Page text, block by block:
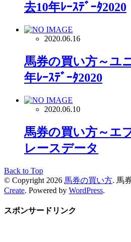
去10年ﾚｰｽﾃﾞｰﾀ2020
2020.06.16
馬券の買い方～ユ
年ﾚｰｽﾃﾞｰﾀ2020
2020.06.10
馬券の買い方～エ
レースデータ
Back to Top
© Copyright 2026 馬券の買い方. 馬
Create. Powered by WordPress.
スポンサードリンク